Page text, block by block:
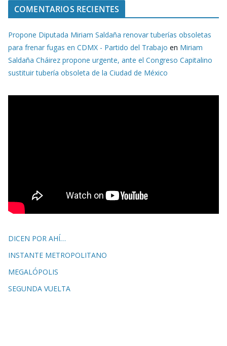
COMENTARIOS RECIENTES
Propone Diputada Miriam Saldaña renovar tuberías obsoletas
para frenar fugas en CDMX - Partido del Trabajo en Miriam
Saldaña Cháirez propone urgente, ante el Congreso Capitalino
sustituir tubería obsoleta de la Ciudad de México
DICEN POR AHÍ…
INSTANTE METROPOLITANO
MEGALÓPOLIS
SEGUNDA VUELTA